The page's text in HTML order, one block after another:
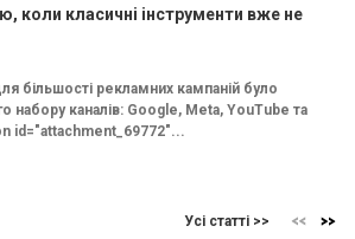
коли класичні інструменти вже не
більшості рекламних кампаній було
набору каналів: Google, Meta, YouTube та
id="attachment_69772"...
Усі статті >>